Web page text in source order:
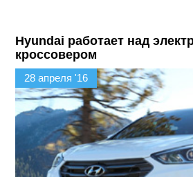
Hyundai работает над
кроссовером
28 апреля '16